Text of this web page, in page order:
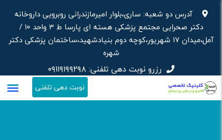
محتوا
آدرس دو شعبه: ساری،بلوار امیرمازندرانی روبرویی داروخانه‌
دکتر صحرایی مجتمع پزشکی هسته ای پارسا ط ۳ واحد ۱۰ /
آمل،میدان ۱۷ شهریور،کوچه دوم بنیادشهید،ساختمان پزشکی دکتر
شهره
رزرو نوبت دهی تلفنی:۰۹۱۱۹۱۹۹۲۹۸
نوبت دهی تلفنی